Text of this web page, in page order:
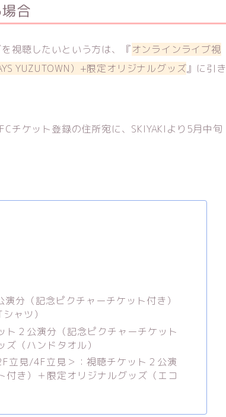
合
視聴したいという方は、『オンラインライブ視
YUZUTOWN）+限定オリジナルグッズ』に引き
チケット登録の住所宛に、SKIYAKIより5月中旬
分（記念ピクチャーチケット付き）
ャツ）
ト２公演分（記念ピクチャーチケット
（ハンドタオル）
立見/4F立見＞：視聴チケット２公演
付き）＋限定オリジナルグッズ（エコ